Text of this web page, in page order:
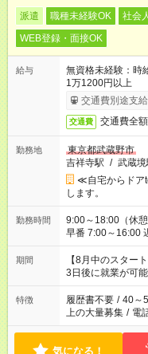
派遣 職種未経験OK 社会
WEB登録・面接OK
給与
無資格未経験：
1万1200円以上
交通費別途支
交通費 交通費全
勤務地
東京都武蔵野市
吉祥寺駅 / 武蔵境
≪自宅からドア
します。
勤務時間
9:00～18:00（休憩60分） ■ご希望があれば
早番 7:00～16:00 遅
と休みを合わせた
「できれば残業
ね。 ※Wワーク希望の方へ 今ご覧のお仕事で希望する勤務時間
と、もう1つのお
合は応募できませ
期間
【8月中のスター
3日後に就業が可能
特徴 履歴書不要 / 40～
上の大量募集 / 電
気になる！